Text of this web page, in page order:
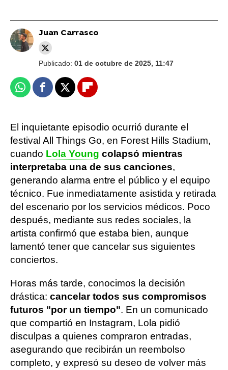
Juan Carrasco
Publicado: 01 de octubre de 2025, 11:47
WhatsappFacebook
X Flipboard
El inquietante episodio ocurrió durante el
festival All Things Go, en Forest Hills Stadium,
cuando Lola Young colapsó mientras
interpretaba una de sus canciones,
generando alarma entre el público y el equipo
técnico. Fue inmediatamente asistida y retirada
del escenario por los servicios médicos. Poco
después, mediante sus redes sociales, la
artista confirmó que estaba bien, aunque
lamentó tener que cancelar sus siguientes
conciertos.
Horas más tarde, conocimos la decisión
drástica: cancelar todos sus compromisos
futuros "por un tiempo". En un comunicado
que compartió en Instagram, Lola pidió
disculpas a quienes compraron entradas,
asegurando que recibirán un reembolso
completo, y expresó su deseo de volver más